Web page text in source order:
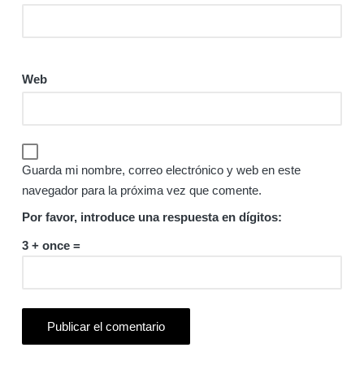
Web
Guarda mi nombre, correo electrónico y web en este
navegador para la próxima vez que comente.
Por favor, introduce una respuesta en dígitos:
3 + once =